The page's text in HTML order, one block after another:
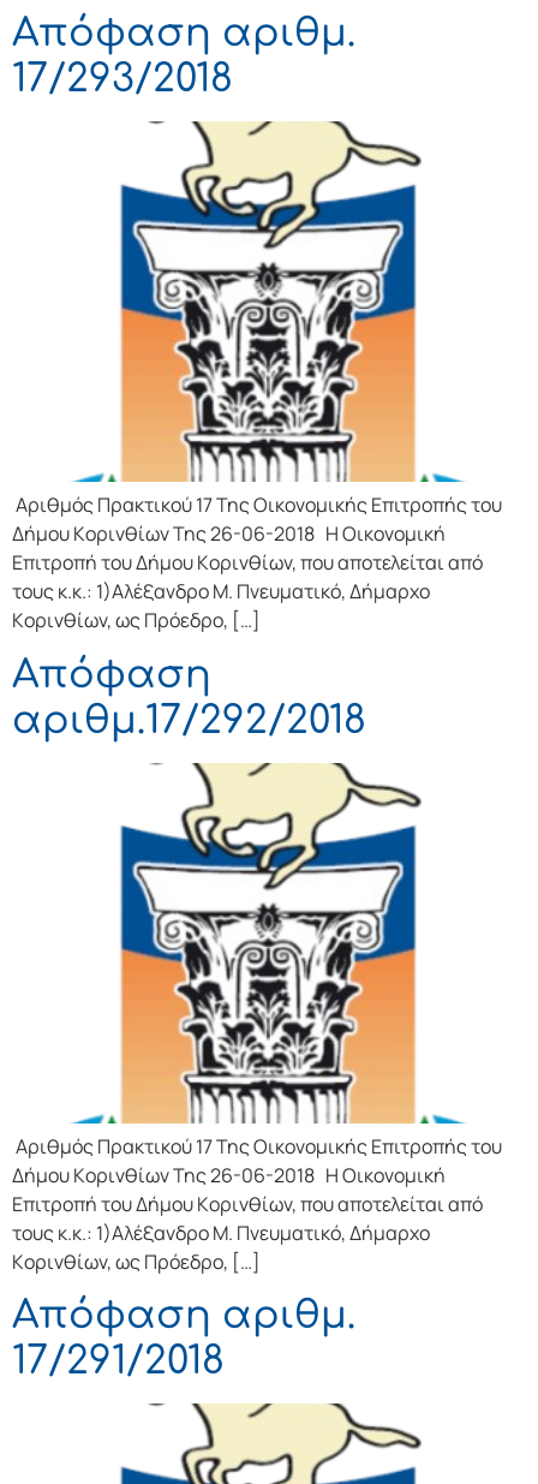
Απόφαση αριθμ.
17/293/2018
Αριθμός Πρακτικού 17 Της Οικονομικής Επιτρoπής τoυ
Δήμoυ Κoριvθίωv Της 26-06-2018 Η Οικονομική
Επιτρoπή τoυ Δήμoυ Κoριvθίωv, πoυ απoτελείται από
τoυς κ.κ.: 1)Αλέξανδρο Μ. Πνευματικό, Δήμαρχo
Κoριvθίωv, ως Πρόεδρo, […]
Απόφαση
αριθμ.17/292/2018
Αριθμός Πρακτικού 17 Της Οικονομικής Επιτρoπής τoυ
Δήμoυ Κoριvθίωv Της 26-06-2018 Η Οικονομική
Επιτρoπή τoυ Δήμoυ Κoριvθίωv, πoυ απoτελείται από
τoυς κ.κ.: 1)Αλέξανδρο Μ. Πνευματικό, Δήμαρχo
Κoριvθίωv, ως Πρόεδρo, […]
Απόφαση αριθμ.
17/291/2018